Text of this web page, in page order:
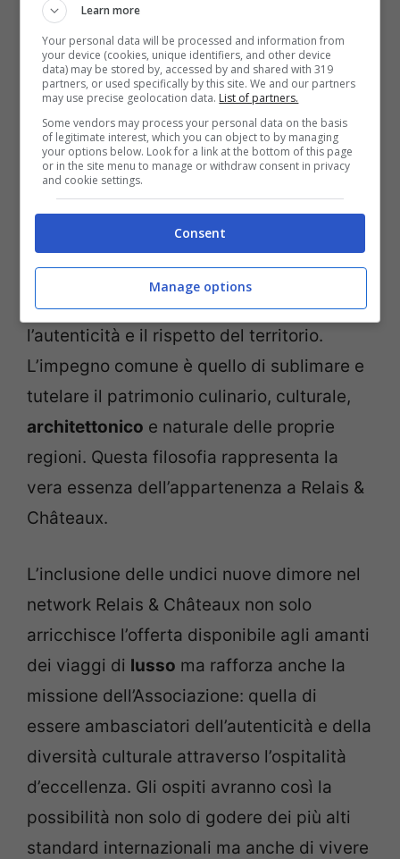
viagginews.com
Laurent Gardinier, presidente di Relais &
Châteaux, esprime grande soddisfazione
nell’accogliere le nuove strutture all’interno
della famiglia. Sottolinea come ogni
Associato condivida la passione per
l’autenticità e il rispetto del territorio.
L’impegno comune è quello di sublimare e
tutelare il patrimonio culinario, culturale,
architettonico e naturale delle proprie
regioni. Questa filosofia rappresenta la
vera essenza dell’appartenenza a Relais &
Châteaux.
L’inclusione delle undici nuove dimore nel
network Relais & Châteaux non solo
arricchisce l’offerta disponibile agli amanti
dei viaggi di lusso ma rafforza anche la
missione dell’Associazione: quella di
essere ambasciatori dell’autenticità e della
diversità culturale attraverso l’ospitalità
d’eccellenza. Gli ospiti avranno così la
possibilità non solo di godere dei più alti
standard internazionali ma anche di vivere
Learn more
Your personal data will be processed and information from
your device (cookies, unique identifiers, and other device
data) may be stored by, accessed by and shared with 319
partners, or used specifically by this site. We and our partners
may use precise geolocation data. List of partners.
Some vendors may process your personal data on the basis
of legitimate interest, which you can object to by managing
your options below. Look for a link at the bottom of this page
or in the site menu to manage or withdraw consent in privacy
and cookie settings.
Consent
Manage options